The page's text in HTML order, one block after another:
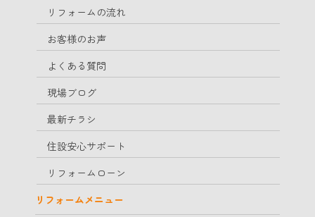
リフォームの流れ
お客様のお声
よくある質問
現場ブログ
最新チラシ
住設安心サポート
リフォームローン
リフォームメニュー